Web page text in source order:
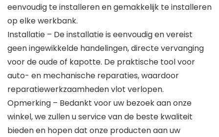
eenvoudig te installeren en gemakkelijk te installeren
op elke werkbank.
Installatie – De installatie is eenvoudig en vereist
geen ingewikkelde handelingen, directe vervanging
voor de oude of kapotte. De praktische tool voor
auto- en mechanische reparaties, waardoor
reparatiewerkzaamheden vlot verlopen.
Opmerking – Bedankt voor uw bezoek aan onze
winkel, we zullen u service van de beste kwaliteit
bieden en hopen dat onze producten aan uw